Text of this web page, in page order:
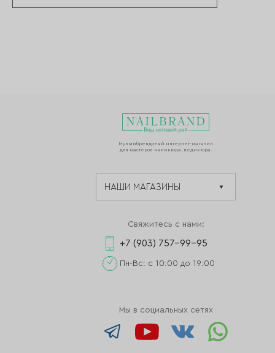
Мультибрендовый интернет-магазин
для мастеров маникюра, педикюра.
Свяжитесь с нами:
+7 (903) 757-99-95
Пн-Вс: с 10:00 до 19:00
Мы в социальных сетях